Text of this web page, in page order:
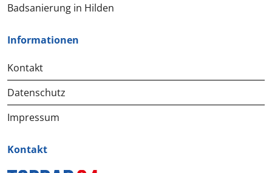
Badsanierung in Hilden
Informationen
Kontakt
Datenschutz
Impressum
Kontakt